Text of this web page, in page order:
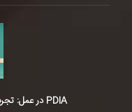
PDIA در عمل: تجربه مدیریت تعارض منافع در ایران